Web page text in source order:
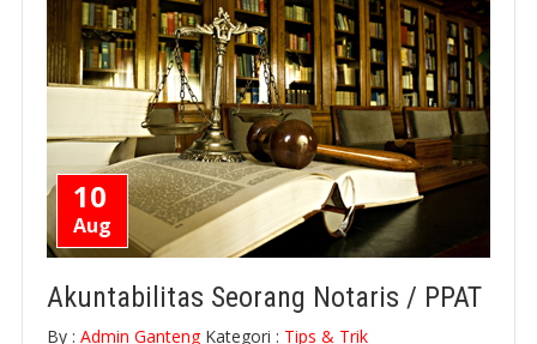
10
Aug
Akuntabilitas Seorang Notaris / PPAT
By : Admin Ganteng Kategori : Tips & Trik